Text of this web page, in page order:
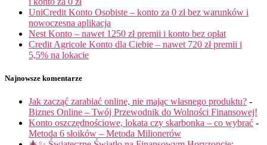
UniCredit Konto Osobiste – konto za 0 zł bez warunków i
nowoczesna aplikacja
Nest Konto – nawet 1250 zł premii i konto bez opłat
Credit Agricole Konto dla Ciebie – nawet 720 zł premii i
5,5% na lokacie
Najnowsze komentarze
Jak zacząć zarabiać online, nie mając własnego produktu? -
Biznes Online – Twój Przewodnik do Wolności Finansowej!
Konto oszczędnościowe, lokata czy skarbonka – co wybrać -
Metoda 6 słoików – Metoda Milionerów